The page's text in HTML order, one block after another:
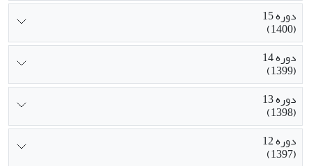
دوره 15
(1400)
دوره 14
(1399)
دوره 13
(1398)
دوره 12
(1397)